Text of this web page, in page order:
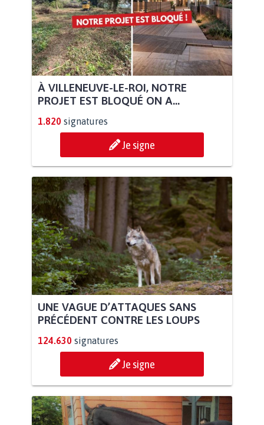
À VILLENEUVE-LE-ROI, NOTRE
PROJET EST BLOQUÉ ON A...
1.820 signatures
Je signe
UNE VAGUE D’ATTAQUES SANS
PRÉCÉDENT CONTRE LES LOUPS
124.630 signatures
Je signe